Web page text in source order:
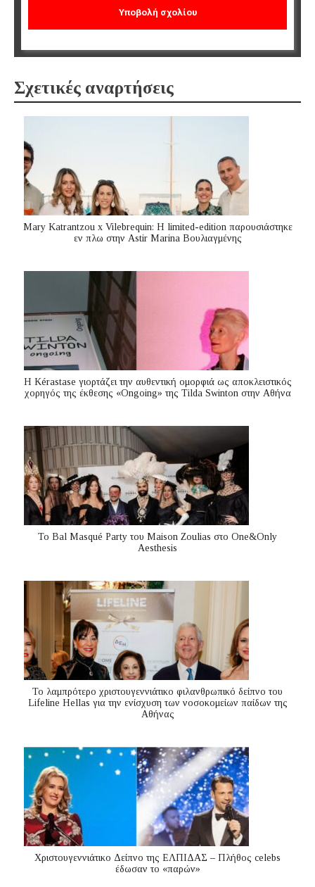
Σχετικές αναρτήσεις
Mary Katrantzou x Vilebrequin: Η limited-edition παρουσιάστηκε
εν πλω στην Astir Marina Βουλιαγμένης
Η Kérastase γιορτάζει την αυθεντική ομορφιά ως αποκλειστικός
χορηγός της έκθεσης «Ongoing» της Tilda Swinton στην Αθήνα
Το Bal Masqué Party του Maison Zoulias στο One&Only
Aesthesis
Το λαμπρότερο χριστουγεννιάτικο φιλανθρωπικό δείπνο του
Lifeline Hellas για την ενίσχυση των νοσοκομείων παίδων της
Αθήνας
Χριστουγεννιάτικο Δείπνο της ΕΛΠΙΔΑΣ – Πλήθος celebs
έδωσαν το «παρών»